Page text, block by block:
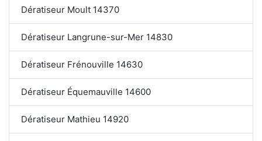
Dératiseur Moult 14370
Dératiseur Langrune-sur-Mer 14830
Dératiseur Frénouville 14630
Dératiseur Équemauville 14600
Dératiseur Mathieu 14920